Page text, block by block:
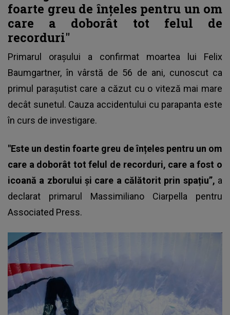
foarte greu de înțeles pentru un om
care a doborât tot felul de
recorduri"
Primarul orașului a confirmat moartea lui Felix
Baumgartner, în vârstă de 56 de ani, cunoscut ca
primul parașutist care a căzut cu o viteză mai mare
decât sunetul. Cauza accidentului cu parapanta este
în curs de investigare.
"Este un destin foarte greu de înțeles pentru un om
care a doborât tot felul de recorduri, care a fost o
icoană a zborului și care a călătorit prin spațiu”, a
declarat primarul Massimiliano Ciarpella pentru
Associated Press.